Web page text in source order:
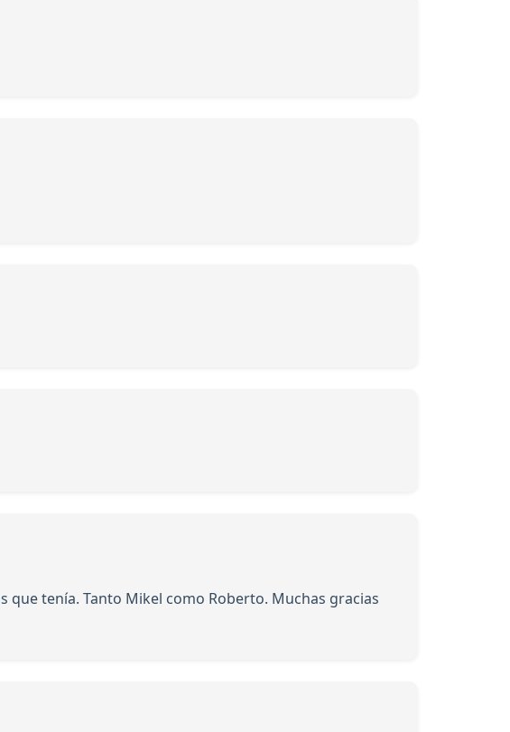
tenía. Tanto Mikel como Roberto. Muchas gracias